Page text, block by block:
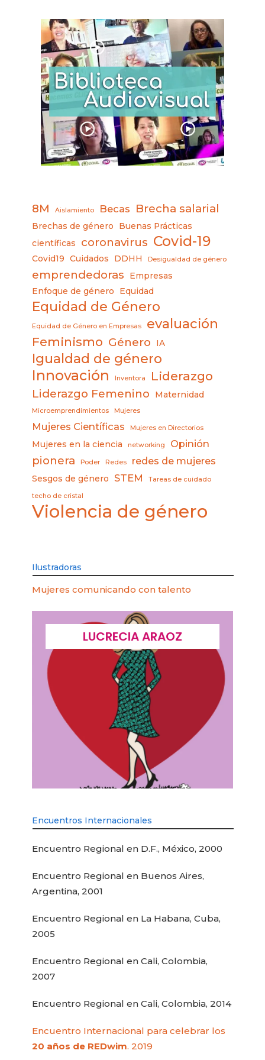
8M Aislamiento Becas Brecha salarial
Brechas de género
Buenas Prácticas
científicas
coronavirus Covid-19
Covid19 Cuidados DDHH Desigualdad de género
emprendedoras
Empresas
Enfoque de género
Equidad
Equidad de Género
Equidad de Género en Empresas evaluación
Feminismo Género IA
Igualdad de género
Innovación Inventora Liderazgo
Liderazgo Femenino Maternidad
Microemprendimientos Mujeres
Mujeres Científicas Mujeres en Directorios
Mujeres en la ciencia networking Opinión
pionera Poder Redes redes de mujeres
Sesgos de género STEM Tareas de cuidado
techo de cristal
Violencia de género
Ilustradoras
Mujeres comunicando con talento
LUCRECIA ARAOZ
Encuentros Internacionales
Encuentro Regional en D.F., México, 2000
Encuentro Regional en Buenos Aires,
Argentina, 2001
Encuentro Regional en La Habana, Cuba,
2005
Encuentro Regional en Cali, Colombia,
2007
Encuentro Regional en Cali, Colombia, 2014
Encuentro Internacional para celebrar los
20 años de REDwim. 2019